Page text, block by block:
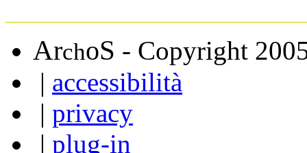
ArchoS - Copyright
| accessibilità
| privacy
| plug-in